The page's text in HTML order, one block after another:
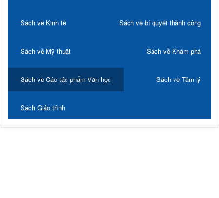
Sách về Kinh tế Sách về bí quyết thành công
Sách về Mỹ thuật Sách về Khám phá
Sách về Các tác phẩm Văn học Sách về Tâm lý
Sách Giáo trình